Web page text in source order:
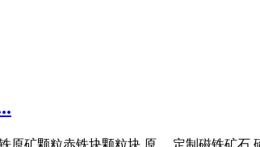
矿颗粒赤铁块颗粒块 原 ... 定制磁铁矿